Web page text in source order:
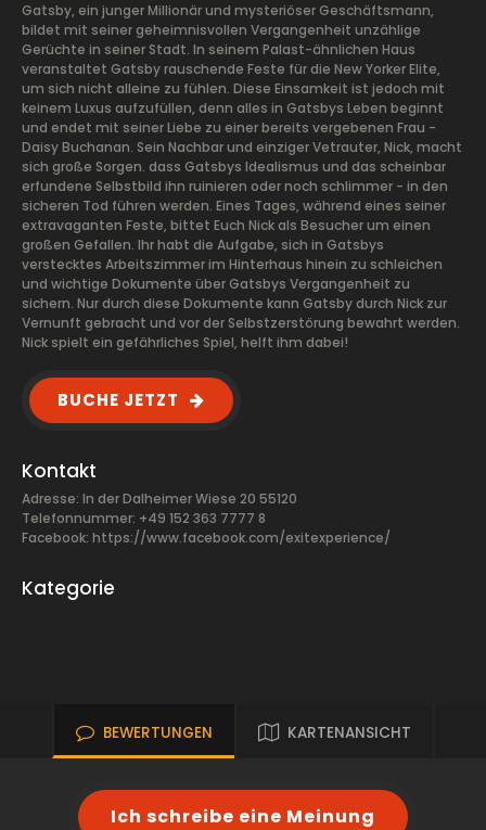
Gatsby, ein junger Millionär und mysteriöser Geschäftsmann,
bildet mit seiner geheimnisvollen Vergangenheit unzählige
Gerüchte in seiner Stadt. In seinem Palast-ähnlichen Haus
veranstaltet Gatsby rauschende Feste für die New Yorker Elite,
um sich nicht alleine zu fühlen. Diese Einsamkeit ist jedoch mit
keinem Luxus aufzufüllen, denn alles in Gatsbys Leben beginnt
und endet mit seiner Liebe zu einer bereits vergebenen Frau -
Daisy Buchanan. Sein Nachbar und einziger Vetrauter, Nick, macht
sich große Sorgen. dass Gatsbys Idealismus und das scheinbar
erfundene Selbstbild ihn ruinieren oder noch schlimmer - in den
sicheren Tod führen werden. Eines Tages, während eines seiner
extravaganten Feste, bittet Euch Nick als Besucher um einen
großen Gefallen. Ihr habt die Aufgabe, sich in Gatsbys
verstecktes Arbeitszimmer im Hinterhaus hinein zu schleichen
und wichtige Dokumente über Gatsbys Vergangenheit zu
sichern. Nur durch diese Dokumente kann Gatsby durch Nick zur
Vernunft gebracht und vor der Selbstzerstörung bewahrt werden.
Nick spielt ein gefährliches Spiel, helft ihm dabei!
BUCHE JETZT
Kontakt
Adresse: In der Dalheimer Wiese 20 55120
Telefonnummer: +49 152 363 7777 8
Facebook: https://www.facebook.com/exitexperience/
Kategorie
BEWERTUNGEN KARTENANSICHT
Ich schreibe eine Meinung